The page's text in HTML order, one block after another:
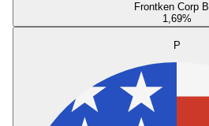
Frontken Corp
1,69%
P